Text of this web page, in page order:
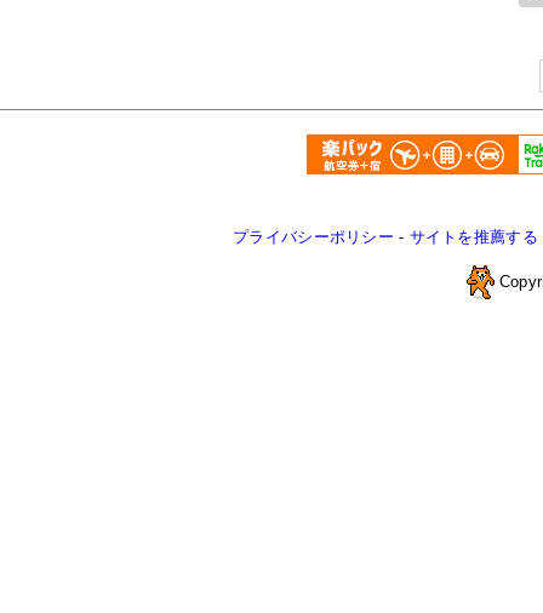
プライバシーポリシー - サイトを推薦する